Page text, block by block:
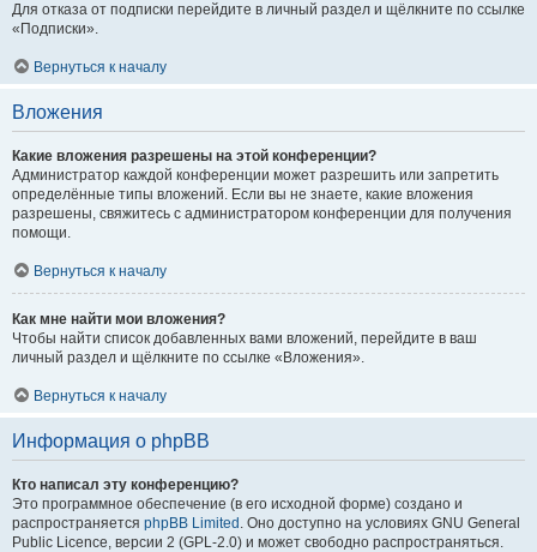
Для отказа от подписки перейдите в личный раздел и щёлкните по ссылке
«Подписки».
Вернуться к началу
Вложения
Какие вложения разрешены на этой конференции?
Администратор каждой конференции может разрешить или запретить
определённые типы вложений. Если вы не знаете, какие вложения
разрешены, свяжитесь с администратором конференции для получения
помощи.
Вернуться к началу
Как мне найти мои вложения?
Чтобы найти список добавленных вами вложений, перейдите в ваш
личный раздел и щёлкните по ссылке «Вложения».
Вернуться к началу
Информация о phpBB
Кто написал эту конференцию?
Это программное обеспечение (в его исходной форме) создано и
распространяется phpBB Limited . Оно доступно на условиях GNU General
Public Licence, версии 2 (GPL-2.0) и может свободно распространяться.